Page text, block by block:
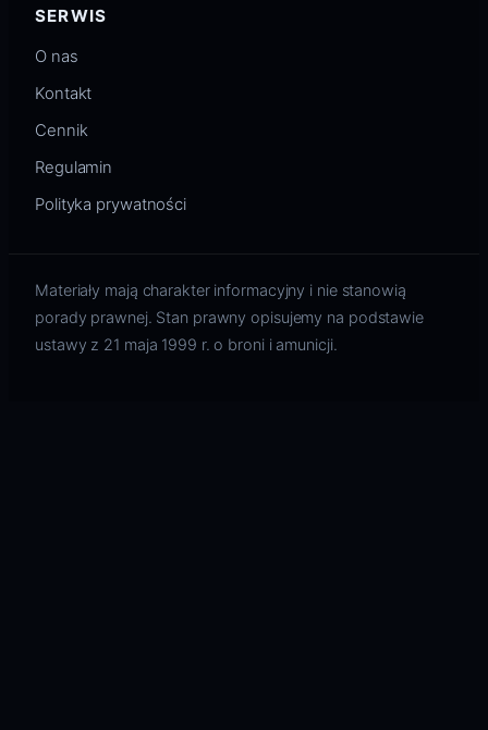
SERWIS
O nas
Kontakt
Cennik
Regulamin
Polityka prywatności
Materiały mają charakter informacyjny i nie stanowią
porady prawnej. Stan prawny opisujemy na podstawie
ustawy z 21 maja 1999 r. o broni i amunicji.